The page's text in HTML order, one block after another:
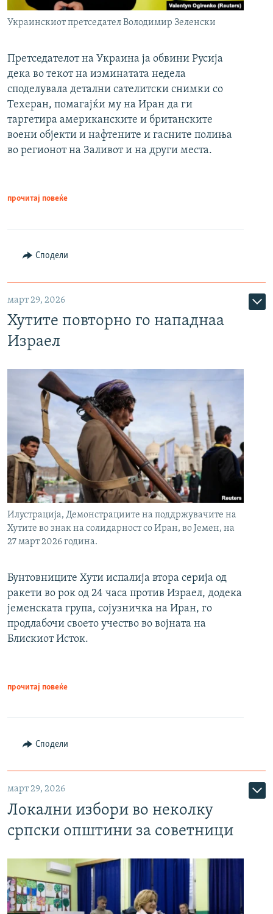
Украинскиот претседател Володимир Зеленски
Претседателот на Украина ја обвини Русија
дека во текот на изминатата недела
споделувала детални сателитски снимки со
Техеран, помагајќи му на Иран да ги
таргетира американските и британските
воени објекти и нафтените и гасните полиња
во регионот на Заливот и на други места.
прочитај повеќе
Сподели
март 29, 2026
Хутите повторно го нападнаа
Израел
Илустрација, Демонстрациите на поддржувачите на
Хутите во знак на солидарност со Иран, во Јемен, на
27 март 2026 година.
Бунтовниците Хути испалија втора серија од
ракети во рок од 24 часа против Израел, додека
јеменската група, сојузничка на Иран, го
продлабочи своето учество во војната на
Блискиот Исток.
прочитај повеќе
Сподели
март 29, 2026
Локални избори во неколку
српски општини за советници